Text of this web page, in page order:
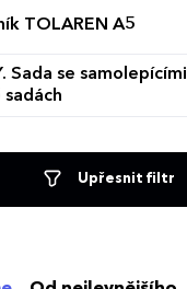
TOLAREN A5
Sada se samolepícími
Upřesnit filtr